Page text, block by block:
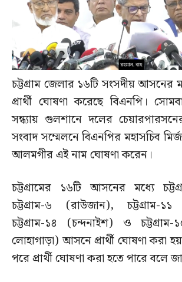
চট্টগ্রাম জেলার ১৬টি সংসদীয় আসনের
প্রার্থী ঘোষণা করেছে বিএনপি।
সন্ধ্যায় গুলশানে দলের
সংবাদ সম্মেলনে বিএনপির মহাসচিব
আলমগীর এই নাম ঘোষণা করেন।
চট্টগ্রামের ১৬টি আসনের মধ্যে
চট্টগ্রাম-৬ (রাউজান), চট্টগ্রাম-১১
চট্টগ্রাম-১৪ (চন্দনাইশ) ও চট্টগ্রাম-
লোহাগাড়া) আসনে প্রার্থী ঘোষণা করা
পরে প্রার্থী ঘোষণা করা হতে পারে বলে